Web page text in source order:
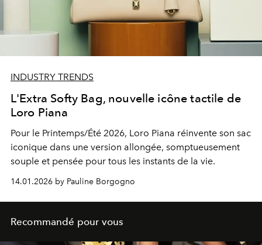
INDUSTRY TRENDS
L'Extra Softy Bag, nouvelle icône tactile de
Loro Piana
Pour le Printemps/Été 2026, Loro Piana réinvente son sac
iconique dans une version allongée, somptueusement
souple et pensée pour tous les instants de la vie.
14.01.2026 by Pauline Borgogno
Recommandé pour vous